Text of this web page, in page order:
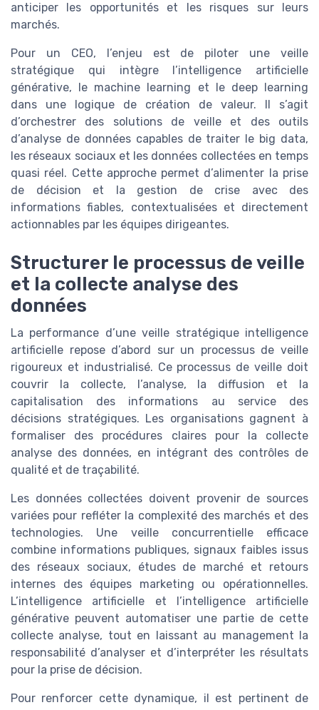
anticiper les opportunités et les risques sur leurs
marchés.
Pour un CEO, l’enjeu est de piloter une veille
stratégique qui intègre l’intelligence artificielle
générative, le machine learning et le deep learning
dans une logique de création de valeur. Il s’agit
d’orchestrer des solutions de veille et des outils
d’analyse de données capables de traiter le big data,
les réseaux sociaux et les données collectées en temps
quasi réel. Cette approche permet d’alimenter la prise
de décision et la gestion de crise avec des
informations fiables, contextualisées et directement
actionnables par les équipes dirigeantes.
Structurer le processus de veille
et la collecte analyse des
données
La performance d’une veille stratégique intelligence
artificielle repose d’abord sur un processus de veille
rigoureux et industrialisé. Ce processus de veille doit
couvrir la collecte, l’analyse, la diffusion et la
capitalisation des informations au service des
décisions stratégiques. Les organisations gagnent à
formaliser des procédures claires pour la collecte
analyse des données, en intégrant des contrôles de
qualité et de traçabilité.
Les données collectées doivent provenir de sources
variées pour refléter la complexité des marchés et des
technologies. Une veille concurrentielle efficace
combine informations publiques, signaux faibles issus
des réseaux sociaux, études de marché et retours
internes des équipes marketing ou opérationnelles.
L’intelligence artificielle et l’intelligence artificielle
générative peuvent automatiser une partie de cette
collecte analyse, tout en laissant au management la
responsabilité d’analyser et d’interpréter les résultats
pour la prise de décision.
Pour renforcer cette dynamique, il est pertinent de